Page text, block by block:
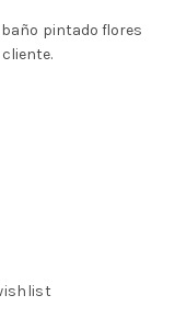
pintado flores